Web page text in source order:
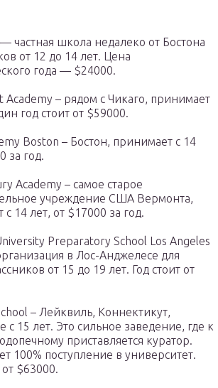
— частная школа недалеко от Бостона
от 12 до 14 лет. Цена
года — $24000.
Academy – рядом с Чикаго, принимает
год стоит от $59000.
Boston – Бостон, принимает с 14
за год.
Academy – самое старое
учреждение США Вермонта,
14 лет, от $17000 за год.
Preparatory School Los Angeles
в Лос-Анджелесе для
от 15 до 19 лет. Год стоит от
– Лейквиль, Коннектикут,
с 15 лет. Это сильное заведение, где к
приставляется куратор.
100% поступление в университет.
$63000.